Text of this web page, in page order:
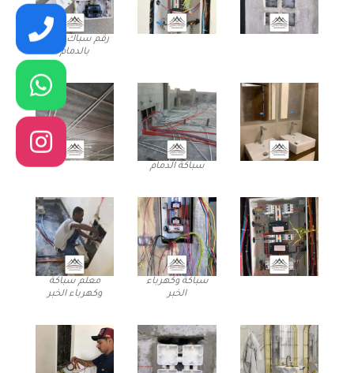
رقم سباك منازل
بالدمام
سباكة الدمام
سباكة وكهرباء
الخبر
معلم سباكة
وكهرباء الخبر